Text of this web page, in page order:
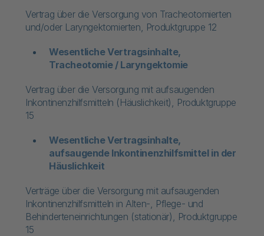
Vertrag über die Versorgung von Tracheotomierten
und/oder Laryngektomierten, Produktgruppe 12
Wesentliche Vertragsinhalte,
Tracheotomie / Laryngektomie​​
Vertrag über die Versorgung mit aufsaugenden
Inkontinenzhilfsmitteln (Häuslichkeit), Produktgruppe
15
Wesentliche Vertragsinhalte,
aufsaugende Inkontinenzhilfsmittel in der
Häuslichkeit
Verträge über die Versorgung mit aufsaugenden
Inkontinenzhilfsmitteln in Alten-, Pflege- und
Behinderteneinrichtungen (stationär), Produktgruppe
15